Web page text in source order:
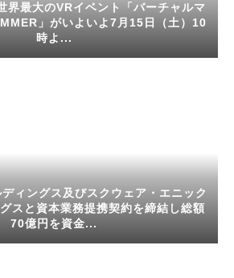
界最大のVRイベント「バーチャルマ
」がいよいよ7月15日（土）10
時よ...
ィングス及びスクウェア・エニック
スと資本業務提携契約を締結し総額
70億円を資金...